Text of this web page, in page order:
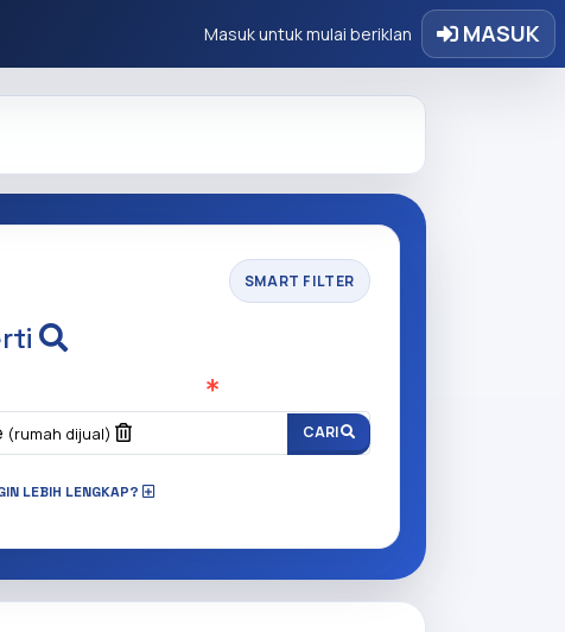
Masuk untuk mulai beriklan MASUK
SMART FILTER
(rumah dijual) CARI
LEBIH LENGKAP?